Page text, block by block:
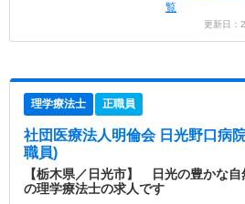
覧
更新日
理学療法士 正職員
社団医療法人明倫会 日光野口病
職員)
【栃木県／日光市】 日光の豊かな
の理学療法士の求人です